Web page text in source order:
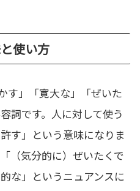
使い方
す」「寛大な」「ぜいた
詞です。人に対して使う
す」という意味になりま
（気分的に）ぜいたくで
な」というニュアンスに